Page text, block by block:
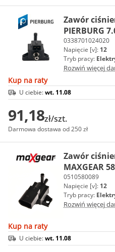
Zawór
PIERBURG
0338701024020
Napięcie [v]: 12
Tryb pracy:
Rozwiń więcej
Kup na raty
U ciebie:wt. 11.08
91,18zł/szt.
Darmowa dostawa od 250 zł
Zawór
MAXGEAR
0510580089
Napięcie [v]: 12
Tryb pracy:
Rozwiń więcej
Kup na raty
U ciebie:wt. 11.08